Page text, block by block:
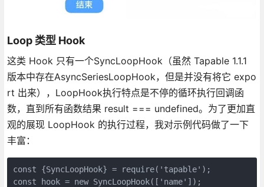
Loop 类型 Hook
这类 Hook 只有一个SyncLoopHook（虽然 Tapable 1.1.1
版本中存在AsyncSeriesLoopHook，但是并没有将它 expo
rt 出来），LoopHook执行特点是不停的循环执行回调函
数，直到所有函数结果 result === undefined。为了更加直
观的展现 LoopHook 的执行过程，我对示例代码做了一下
丰富：
const {SyncLoopHook} = require('tapable');
const hook = new SyncLoopHook(['name']);